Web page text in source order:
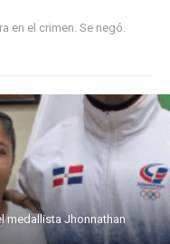
en el crimen. Se negó.
medallista Jhonnathan